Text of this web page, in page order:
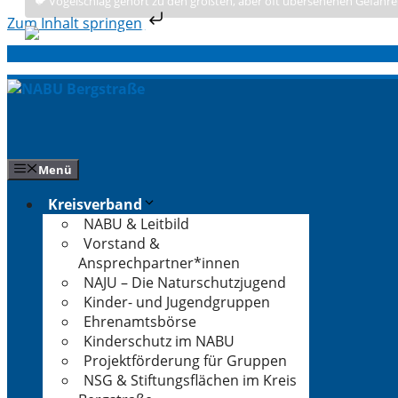
Zum Inhalt springen
Zum
Inhalt
springen
Menü
Kreisverband
NABU & Leitbild
Vorstand &
Ansprechpartner*innen
NAJU – Die Naturschutzjugend
Kinder- und Jugendgruppen
Ehrenamtsbörse
Kinderschutz im NABU
Projektförderung für Gruppen
NSG & Stiftungsflächen im Kreis